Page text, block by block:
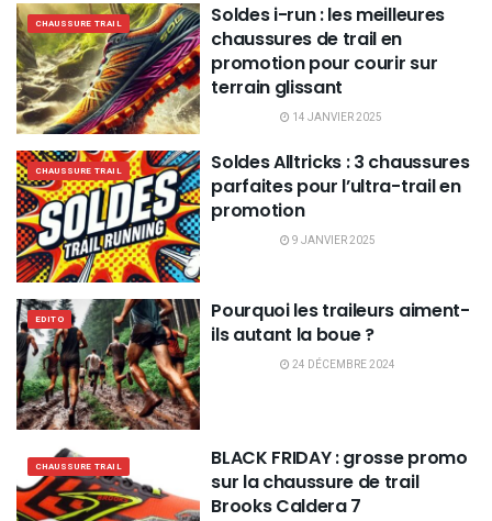
CHAUSSURE TRAIL
Soldes i-run : les meilleures
chaussures de trail en
promotion pour courir sur
terrain glissant
14 JANVIER 2025
CHAUSSURE TRAIL
Soldes Alltricks : 3 chaussures
parfaites pour l’ultra-trail en
promotion
9 JANVIER 2025
EDITO
Pourquoi les traileurs aiment-
ils autant la boue ?
24 DÉCEMBRE 2024
CHAUSSURE TRAIL
BLACK FRIDAY : grosse promo
sur la chaussure de trail
Brooks Caldera 7